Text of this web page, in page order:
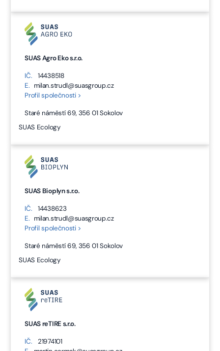
SUAS Agro Eko s.r.o.
IČ.
14438518
E. milan.strudl@suasgroup.cz
Profil společnosti >
Staré náměstí 69, 356 01 Sokolov
SUAS Ecology
SUAS Bioplyn s.r.o.
IČ.
14438623
E. milan.strudl@suasgroup.cz
Profil společnosti >
Staré náměstí 69, 356 01 Sokolov
SUAS Ecology
SUAS reTIRE s.r.o.
IČ.
21974101